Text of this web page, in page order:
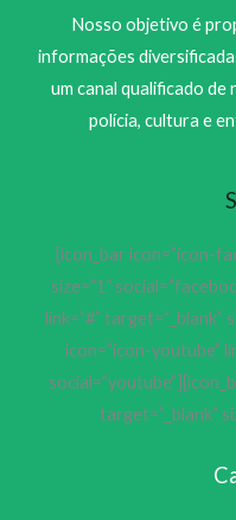
Nosso objetivo é
informações
um canal qualificado
polícia, cultura e
[icon_bar icon=”icon-
size=”1″
link=”#” target=”_blank”
icon=”icon-youtube”
target=”_blank”